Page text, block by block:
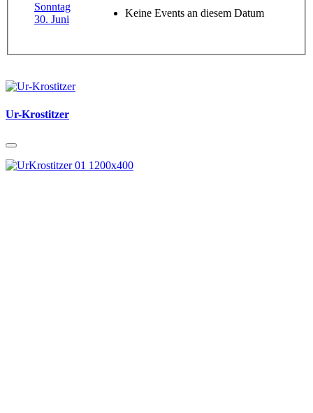
Sonntag
30. Juni
Keine Events an diesem Datum
Ur-Krostitzer